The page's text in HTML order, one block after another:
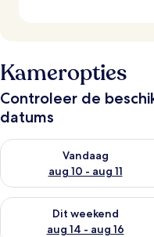
Kameropties
Controleer de
datums
Vandaag
aug 10 - aug 11
De beschikbaarheid
Dit weekend
aug 14 - aug 16
De beschikbaarheid